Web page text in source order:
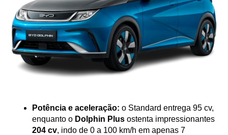
Potência e aceleração: o Standard entrega 95 cv,
enquanto o Dolphin Plus
204 cv, indo de 0 a 100 km/h em apenas 7